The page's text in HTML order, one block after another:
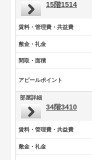
15階1514
賃料・管理費・共益費
敷金・礼金
間取・面積
アピールポイント
部屋詳細
34階3410
賃料・管理費・共益費
敷金・礼金